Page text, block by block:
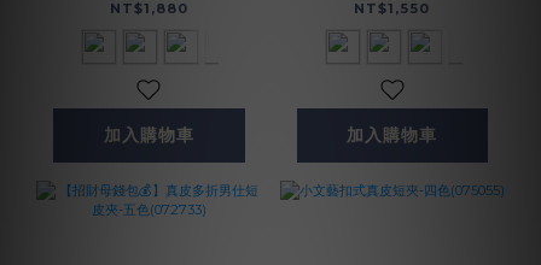
NT$1,880
加入購物車
NT$1,550
加入購物車